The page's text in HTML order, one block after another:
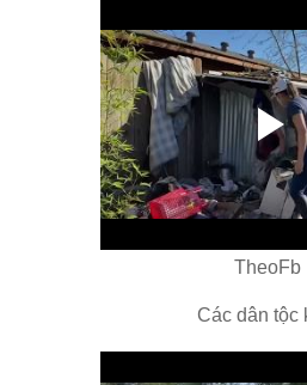
TheoFb
Các dân tộc